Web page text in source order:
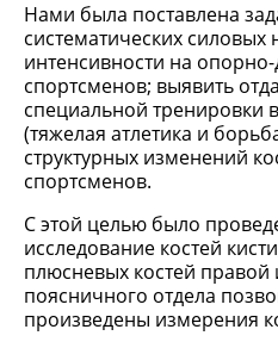
Нами была поставлена
систематических силовых
интенсивности на
спортсменов; выявить
специальной тренировки
(тяжелая атлетика и
структурных изменений
спортсменов.
С этой целью было
исследование костей
плюсневых костей правой
поясничного отдела
произведены измерения